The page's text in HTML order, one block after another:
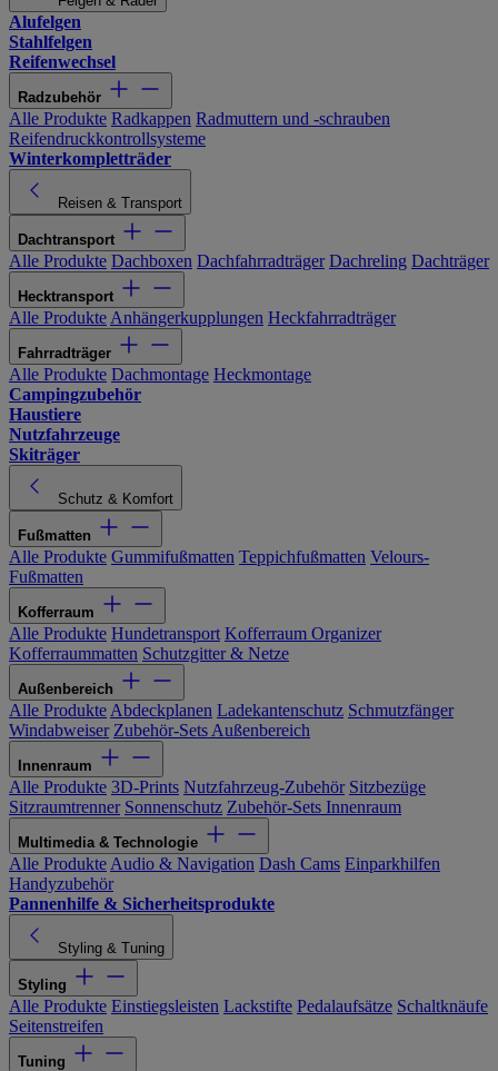
Alufelgen
Stahlfelgen
Reifenwechsel
Radzubehör
Alle Produkte Radkappen Radmuttern und -schrauben
Reifendruckkontrollsysteme
Winterkompletträder
Reisen & Transport
Dachtransport
Alle Produkte Dachboxen Dachfahrradträger Dachreling Dachträger
Hecktransport
Alle Produkte Anhängerkupplungen Heckfahrradträger
Fahrradträger
Alle Produkte Dachmontage Heckmontage
Campingzubehör
Haustiere
Nutzfahrzeuge
Skiträger
Schutz & Komfort
Fußmatten
Alle Produkte Gummifußmatten Teppichfußmatten Velours-
Fußmatten
Kofferraum
Alle Produkte Hundetransport Kofferraum Organizer
Kofferraummatten Schutzgitter & Netze
Außenbereich
Alle Produkte Abdeckplanen Ladekantenschutz Schmutzfänger
Windabweiser Zubehör-Sets Außenbereich
Innenraum
Alle Produkte 3D-Prints Nutzfahrzeug-Zubehör Sitzbezüge
Sitzraumtrenner Sonnenschutz Zubehör-Sets Innenraum
Multimedia & Technologie
Alle Produkte Audio & Navigation Dash Cams Einparkhilfen
Handyzubehör
Pannenhilfe & Sicherheitsprodukte
Styling & Tuning
Styling
Alle Produkte Einstiegsleisten Lackstifte Pedalaufsätze Schaltknäufe
Seitenstreifen
Tuning